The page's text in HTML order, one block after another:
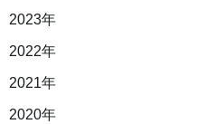
2023年
2022年
2021年
2020年